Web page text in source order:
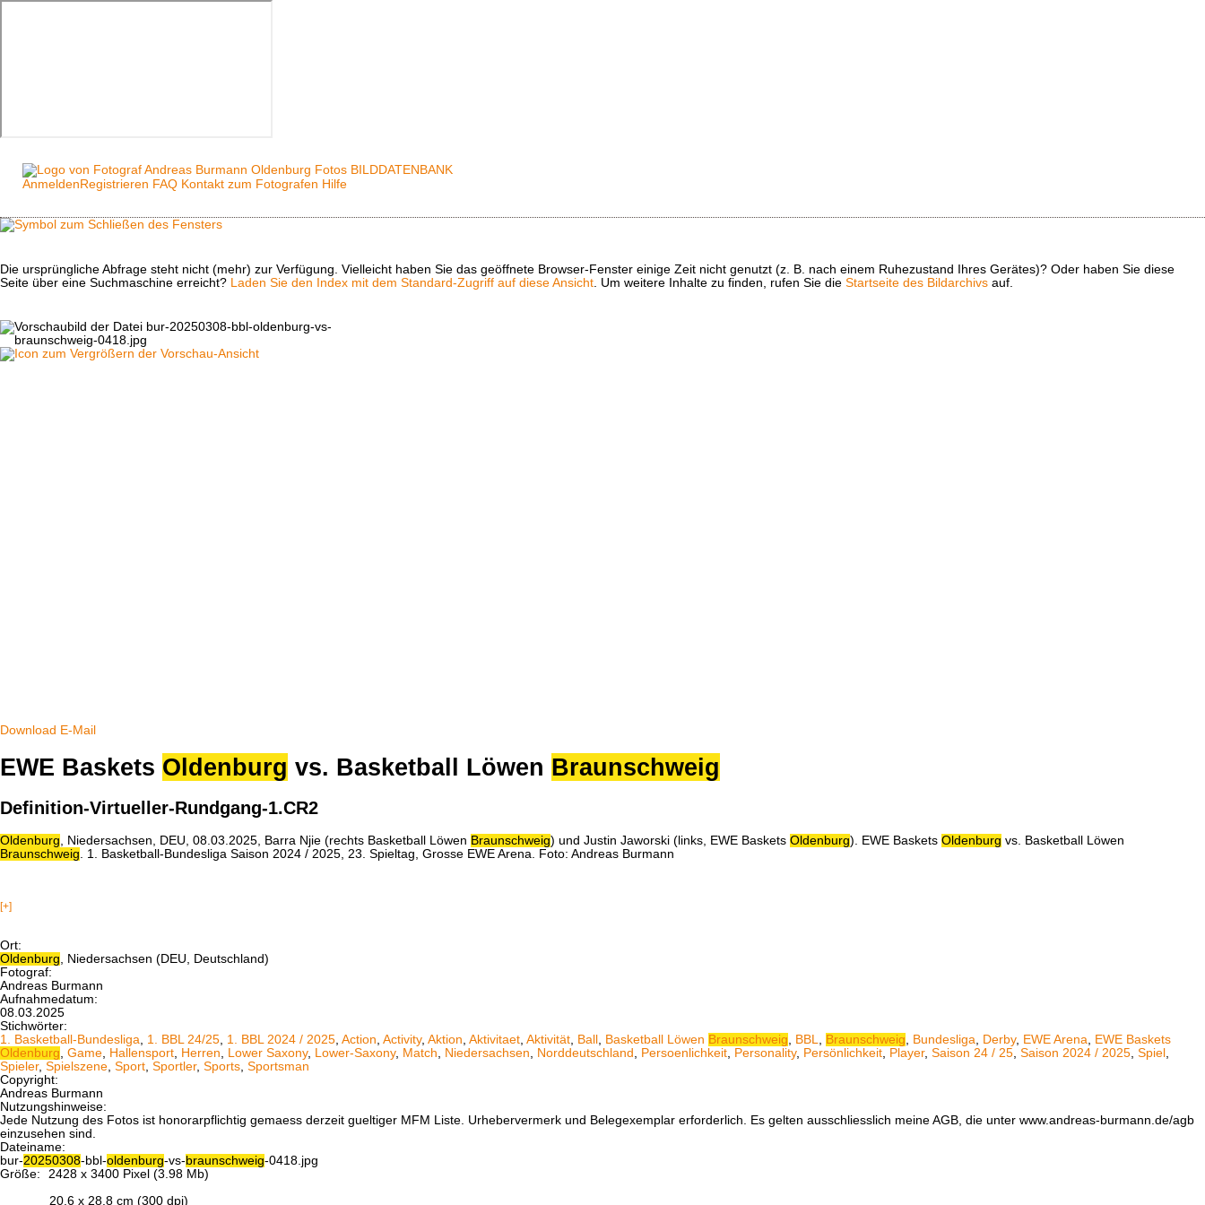
Anmelden Registrieren FAQ Kontakt zum Fotografen Hilfe
Die ursprüngliche Abfrage steht nicht (mehr) zur Verfügung. Vielleicht haben Sie das geöffnete Browser-Fenster einige Zeit nicht genutzt (z. B. nach einem Ruhezustand Ihres Gerätes)? Oder haben Sie diese
Seite über eine Suchmaschine erreicht? Laden Sie den Index mit dem Standard-Zugriff auf diese Ansicht. Um weitere Inhalte zu finden, rufen Sie die Startseite des Bildarchivs auf.
Download E-Mail
EWE Baskets Oldenburg vs. Basketball Löwen Braunschweig
Definition-Virtueller-Rundgang-1.CR2
Oldenburg, Niedersachsen, DEU, 08.03.2025, Barra Njie (rechts Basketball Löwen Braunschweig) und Justin Jaworski (links, EWE Baskets Oldenburg). EWE Baskets Oldenburg vs. Basketball Löwen
Braunschweig. 1. Basketball-Bundesliga Saison 2024 / 2025, 23. Spieltag, Grosse EWE Arena. Foto: Andreas Burmann
[+]
Ort:
Oldenburg , Niedersachsen (DEU, Deutschland)
Fotograf:
Andreas Burmann
Aufnahmedatum:
08.03.2025
Stichwörter:
1. Basketball-Bundesliga
1. BBL 24/25 1. BBL 2024 / 2025 Action Activity, Aktion Aktivitaet Aktivität Ball Basketball Löwen Braunschweig BBL Braunschweig Bundesliga Derby, EWE Arena
EWE Baskets
Oldenburg Game Hallensport Herren Lower Saxony, Lower-Saxony, Match Niedersachsen Norddeutschland Persoenlichkeit Personality, Persönlichkeit Player, Saison 24 / 25 Saison 2024 / 2025 Spiel
Spieler, Spielszene Sport Sportler, Sports Sportsman
Copyright:
Andreas Burmann
Nutzungshinweise:
Jede Nutzung des Fotos ist honorarpflichtig gemaess derzeit gueltiger MFM Liste. Urhebervermerk und Belegexemplar erforderlich. Es gelten ausschliesslich meine AGB, die unter www.andreas-burmann.de/agb
einzusehen sind.
Dateiname:
bur-20250308-bbl-oldenburg-vs-braunschweig-0418.jpg
Größe:
2428 x 3400 Pixel (3.98 Mb)
20.6 x 28.8 cm (300 dpi)